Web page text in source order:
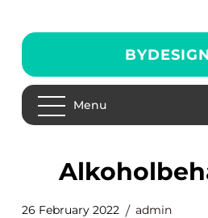
Menu
26 February 2022 admin